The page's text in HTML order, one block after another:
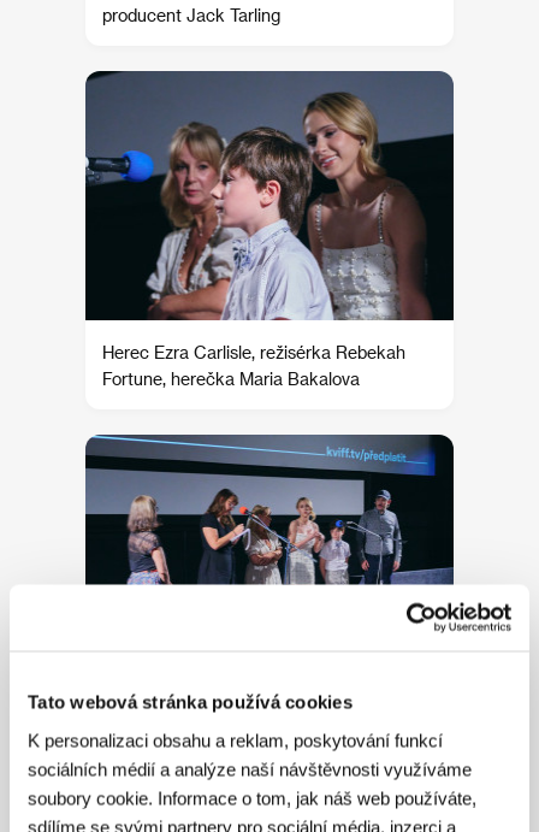
Tato webová stránka používá cookies
K personalizaci obsahu a reklam, poskytování funkcí
sociálních médií a analýze naší návštěvnosti využíváme
soubory cookie. Informace o tom, jak náš web používáte,
sdílíme se svými partnery pro sociální média, inzerci a
producent Jack Tarling
Herec Ezra Carlisle, režisérka Rebekah
Fortune, herečka Maria Bakalova
Úvod k filmu Jak se naučit dýchat pod
vodou